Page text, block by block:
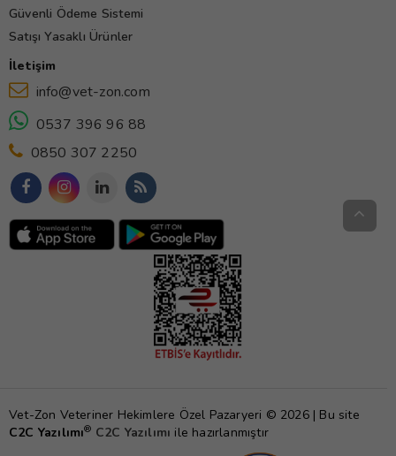
Güvenli Ödeme Sistemi
Satışı Yasaklı Ürünler
İletişim
info@vet-zon.com
0537 396 96 88
0850 307 2250
Vet-Zon Veteriner Hekimlere Özel Pazaryeri © 2026 | Bu site
C2C Yazılımı® C2C Yazılımı ile hazırlanmıştır